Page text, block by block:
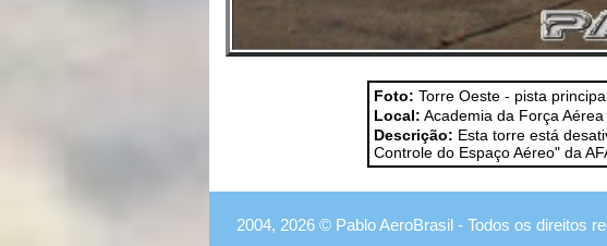
Foto: Torre Oeste - pista
Local: Academia da Força
Descrição: Esta torre está
Controle do Espaço Aéreo" da
2004, 2026 © Pablo AeroBrasil - Todos os direitos